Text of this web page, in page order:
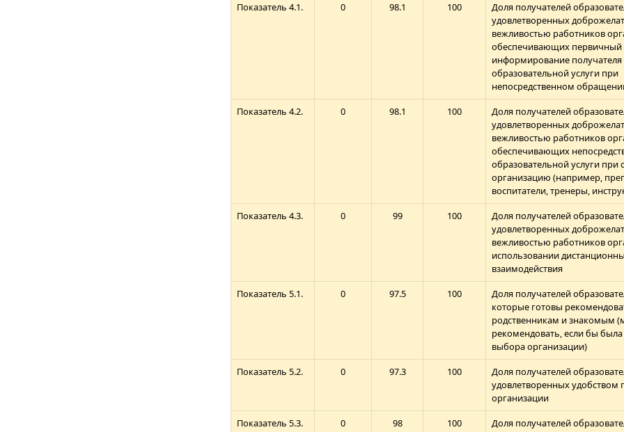
Показатель 4.1.
0 98.1 100
Доля получателей
удовлетворенных
вежливостью работников
обеспечивающих первичный
информирование получателя
образовательной услуги при
непосредственном
Показатель 4.2.
0 98.1 100
Доля получателей
удовлетворенных
вежливостью работников
обеспечивающих
образовательной услуги
организацию (например,
воспитатели, тренеры,
Показатель 4.3.
0 99 100
Доля получателей
удовлетворенных
вежливостью работников
использовании
взаимодействия
Показатель 5.1.
0 97.5 100
Доля получателей
которые готовы
родственникам и знакомым
рекомендовать, если бы
выбора организации)
Показатель 5.2.
0 97.3 100
Доля получателей
удовлетворенных удобством
организации
Показатель 5.3.
0 98 100
Доля получателей